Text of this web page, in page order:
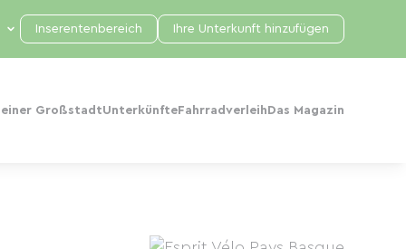
einer GroßstadtUnterkünfte Fahrradverleih Das Magazin
Inserentenbereich Ihre Unterkunft hinzufügen